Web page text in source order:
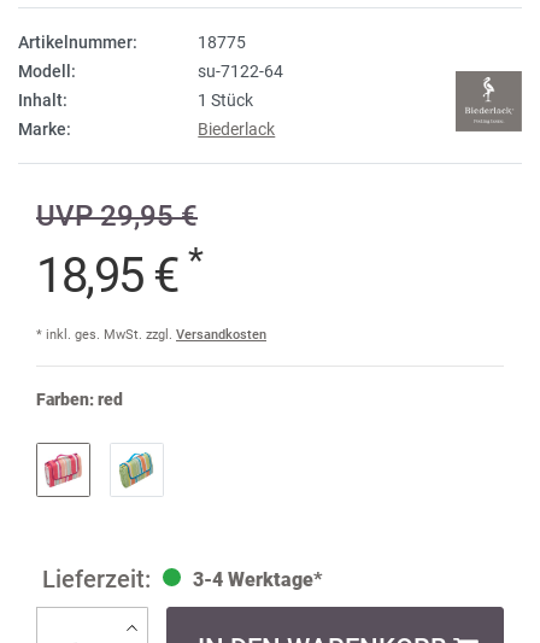
Artikelnummer:
18775
Modell:
su-7122-64
Inhalt:
1 Stück
Marke:
Biederlack
UVP 29,95 €
18,95 € *
* inkl. ges. MwSt. zzgl. Versandkosten
Farben:red
3-4 Werktage*